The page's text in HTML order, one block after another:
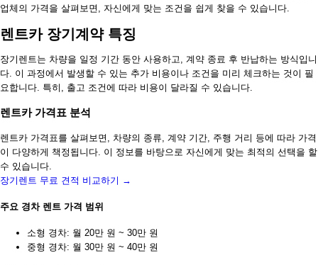
업체의 가격을 살펴보면, 자신에게 맞는 조건을 쉽게 찾을 수 있습니다.
렌트카 장기계약 특징
장기렌트는 차량을 일정 기간 동안 사용하고, 계약 종료 후 반납하는 방식입니
다. 이 과정에서 발생할 수 있는 추가 비용이나 조건을 미리 체크하는 것이 필
요합니다. 특히, 출고 조건에 따라 비용이 달라질 수 있습니다.
렌트카 가격표 분석
렌트카 가격표를 살펴보면, 차량의 종류, 계약 기간, 주행 거리 등에 따라 가격
이 다양하게 책정됩니다. 이 정보를 바탕으로 자신에게 맞는 최적의 선택을 할
수 있습니다.
장기렌트 무료 견적 비교하기 →
주요 경차 렌트 가격 범위
소형 경차: 월 20만 원 ~ 30만 원
중형 경차: 월 30만 원 ~ 40만 원